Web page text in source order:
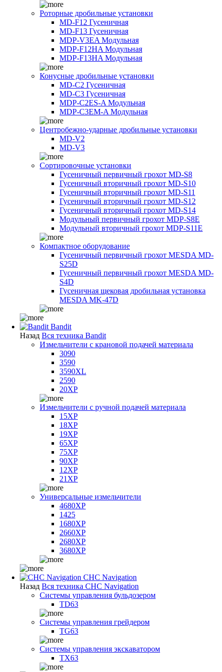
Роторные дробильные установки
MD-F12 Гусеничная
MD-F13 Гусеничная
MDP-V3EA Модульная
MDP-F12HA Модульная
MDP-F13HA Модульная
Конусные дробильные установки
MD-C2 Гусеничная
MD-C3 Гусеничная
MDP-C2ES-A Модульная
MDP-C3EM-A Модульная
Центробежно-ударные дробильные установки
MD-V2
MD-V3
Сортировочные установки
Гусеничный первичный грохот MD-S8
Гусеничный вторичный грохот MD-S10
Гусеничный вторичный грохот MD-S11
Гусеничный вторичный грохот MD-S12
Гусеничный вторичный грохот MD-S14
Модульный первичный грохот MDP-S8E
Модульный вторичный грохот MDP-S11E
Компактное оборудование
Гусеничный первичный грохот MESDA MD-
S25D
Гусеничный первичный грохот MESDA MD-
S4D
Гусеничная щековая дробильная установка
MESDA MK-47D
Bandit
Назад Вся техника Bandit
Измельчители с крановой подачей материала
3090
3590
3590XL
2590
20XP
Измельчители с ручной подачей материала
15XP
18XP
19XP
65XP
75XP
90XP
12XP
21XP
Универсальные измельчители
4680XP
1425
1680XP
2660XP
2680XP
3680XP
CHC Navigation
Назад Вся техника CHC Navigation
Системы управления бульдозером
TD63
Системы управления грейдером
TG63
Системы управления экскаватором
TX63